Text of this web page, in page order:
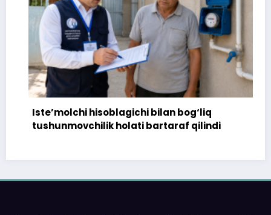
Iste’molchi hisoblagichi bilan bog‘liq
tushunmovchilik holati bartaraf qilindi